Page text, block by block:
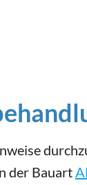
der Bauart